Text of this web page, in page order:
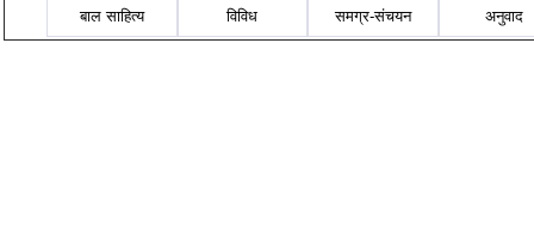
बाल साहित्य विविध समग्र-संचयन अनुवाद